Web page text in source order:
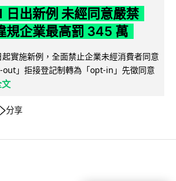
日出新例 未經同意嚴禁
規企業最高罰 345 萬
實施新例，全面禁止企業未經消費者同意
」拒接登記制轉為「opt-in」先徵同意
分享